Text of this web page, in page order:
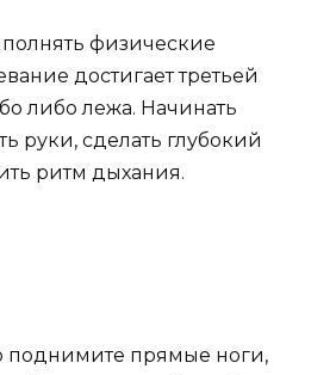
физические
достигает третьей
либо лежа. Начинать
руки, сделать глубокий
ритм дыхания.
поднимите прямые ноги,